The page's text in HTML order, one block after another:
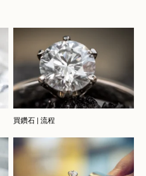
買鑽石 | 流程